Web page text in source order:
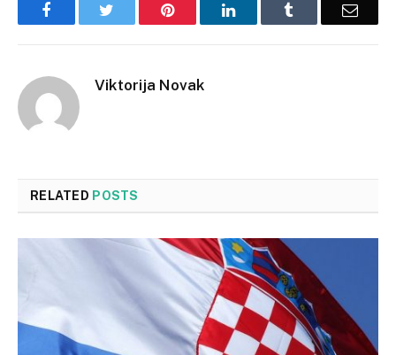
Facebook Pinterest LinkedIn Email
Viktorija Novak
RELATED POSTS